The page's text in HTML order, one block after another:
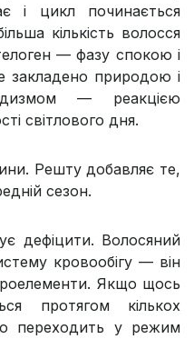
і цикл починається
кількість волосся
— фазу спокою і
закладено природою і
— реакцією
світлового дня.
Решту добавляє те,
сезон.
дефіцити. Волосяний
кровообігу — він
Якщо щось
протягом кількох
переходить у режим